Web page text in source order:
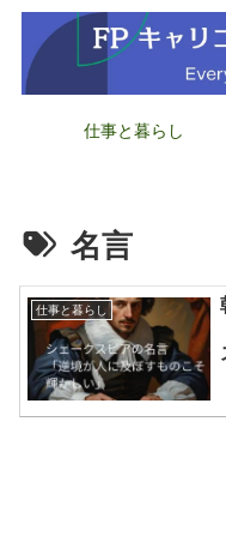
仕事と暮らし
名言
仕事と暮らし